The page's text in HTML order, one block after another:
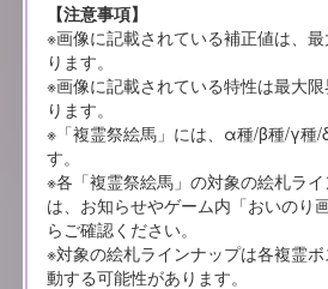
【注意事項】
※画像に記載されている補正値は、
ります。
※画像に記載されている特性は最大
ります。
※「複霊祭絵馬」には、α種/β種/γ種/
す。
※各「複霊祭絵馬」の対象の絵札ラ
は、お知らせやゲーム内「おいのり
らご確認ください。
※対象の絵札ラインナップは各複霊
動する可能性があります。